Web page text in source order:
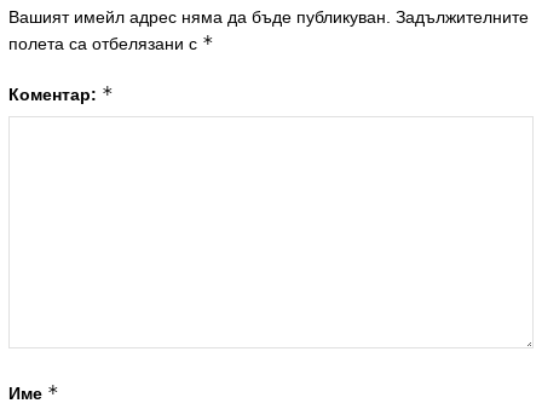
Вашият имейл адрес няма да бъде публикуван. Задължителните
полета са отбелязани с *
Коментар: *
Име *